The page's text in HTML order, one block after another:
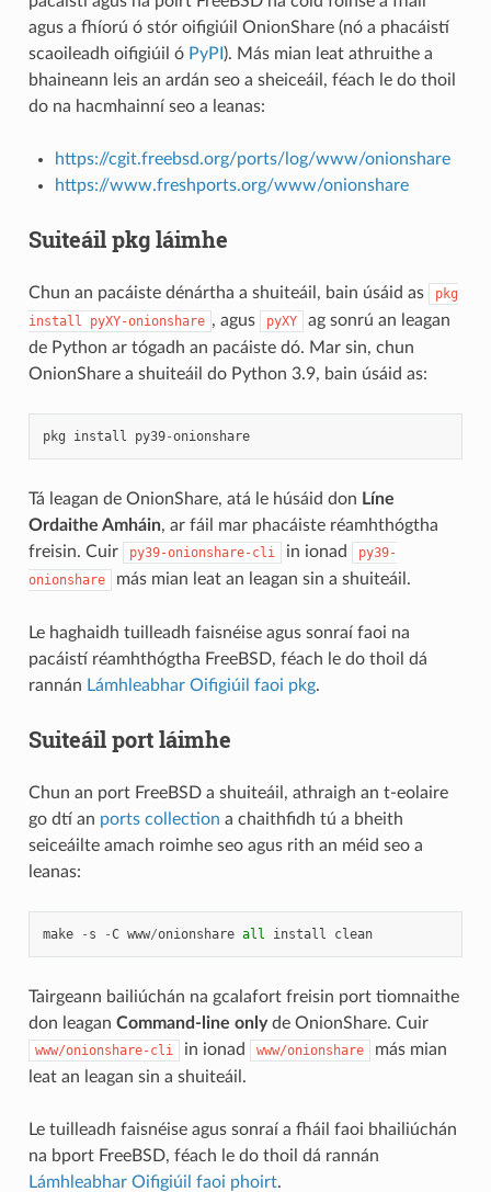
agus a fhíorú ó stór oifigiúil OnionShare (nó a phacáistí
scaoileadh oifigiúil ó PyPI ). Más mian leat athruithe a
bhaineann leis an ardán seo a sheiceáil, féach le do thoil
do na hacmhainní seo a leanas:
https://cgit.freebsd.org/ports/log/www/onionshare
https://www.freshports.org/www/onionshare
Suiteáil pkg láimhe
Chun an pacáiste dénártha a shuiteáil, bain úsáid as
pkg
install
pyXY-onionshare , agus pyXY
ag sonrú an leagan
de Python ar tógadh an pacáiste dó. Mar sin, chun
OnionShare a shuiteáil do Python 3.9, bain úsáid as:
pkg install py39-onionshare
Tá leagan de OnionShare, atá le húsáid don Líne
Ordaithe Amháin, ar fáil mar phacáiste réamhthógtha
freisin. Cuir
py39-onionshare-cli in ionad
py39-
onionshare
más mian leat an leagan sin a shuiteáil.
Le haghaidh tuilleadh faisnéise agus sonraí faoi na
pacáistí réamhthógtha FreeBSD, féach le do thoil dá
rannán Lámhleabhar Oifigiúil faoi pkg.
Suiteáil port láimhe
Chun an port FreeBSD a shuiteáil, athraigh an t-eolaire
go dtí an ports collection a chaithfidh tú a bheith
seiceáilte amach roimhe seo agus rith an méid seo a
leanas:
make - s -C www/onionshare all install clean
Tairgeann bailiúchán na gcalafort freisin port tiomnaithe
don leagan Command-line onlyde OnionShare. Cuir
www/onionshare-cli in ionad www/onionshare
más mian
leat an leagan sin a shuiteáil.
Le tuilleadh faisnéise agus sonraí a fháil faoi bhailiúchán
na bport FreeBSD, féach le do thoil dá rannán
Lámhleabhar Oifigiúil faoi phoirt.